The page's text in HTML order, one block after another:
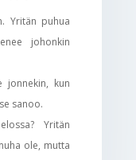
Yritän puhua
johonkin
jonnekin, kun
sanoo.
Yritän
ole, mutta